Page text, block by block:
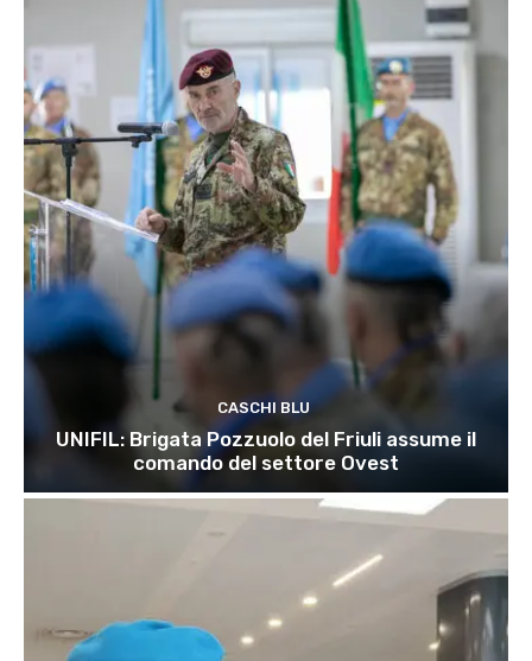
CASCHI BLU
UNIFIL: Brigata Pozzuolo del Friuli assume il
comando del settore Ovest